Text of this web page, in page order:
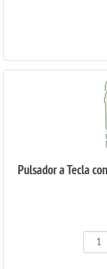
Pulsador a Tecla